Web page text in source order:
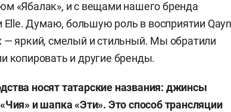
«Ябалак», и с вещами нашего бренда
Elle. Думаю, большую роль в восприятии
— яркий, смелый и стильный. Мы обратили
копировать и другие бренды.
носят татарские названия: джинсы
и шапка «Эти». Это способ трансляции